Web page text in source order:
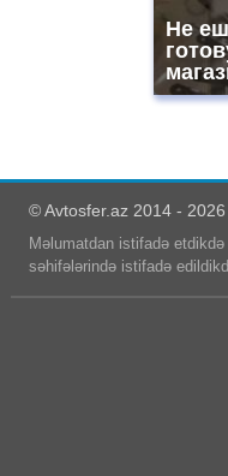
Не
© Avtosfer.az 2014 - 2026
Məlumatdan istifadə
səhifələrində istifadə